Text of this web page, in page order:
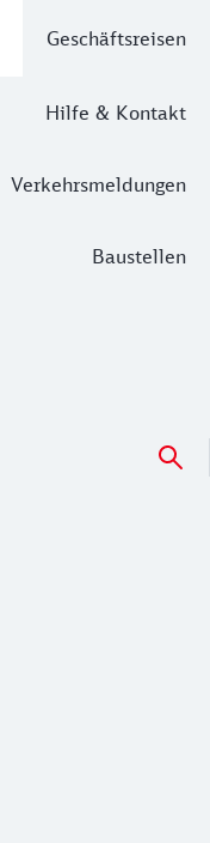
Geschäftsreisen
Hilfe & Kontakt
Verkehrsmeldungen
Baustellen